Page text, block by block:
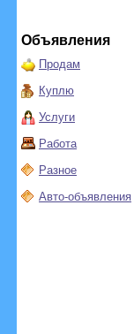
Объявления
Продам
Куплю
Услуги
Работа
Разное
Авто-объявления